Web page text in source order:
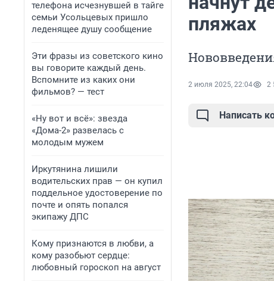
телефона исчезнувшей в тайге
семьи Усольцевых пришло
леденящее душу сообщение
Эти фразы из советского кино
вы говорите каждый день.
Вспомните из каких они
фильмов? — тест
«Ну вот и всё»: звезда
«Дома-2» развелась с
молодым мужем
Иркутянина лишили
водительских прав — он купил
поддельное удостоверение по
почте и опять попался
экипажу ДПС
Кому признаются в любви, а
кому разобьют сердце:
любовный гороскоп на август
пляжах
2 июля 2025, 22:04 2
Написать